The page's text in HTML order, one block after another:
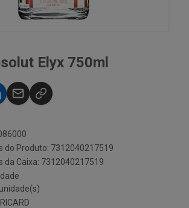
Elyx 750ml
do Produto: 7312040217519
da Caixa: 7312040217519